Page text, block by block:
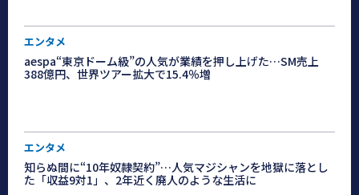
エンタメ
aespa“東京ドーム級”の人気が業績を押し上げた…SM売上
388億円、世界ツアー拡大で15.4％増
エンタメ
知らぬ間に“10年奴隷契約”…人気マジシャンを地獄に落とし
た「収益9対1」、2年近く廃人のような生活に